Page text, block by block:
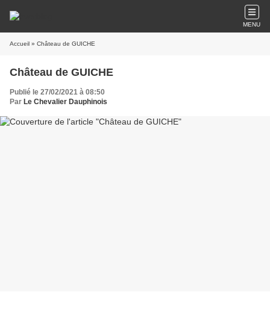
MENU
Accueil » Château de GUICHE
Château de GUICHE
Publié le 27/02/2021 à 08:50
Par Le Chevalier Dauphinois